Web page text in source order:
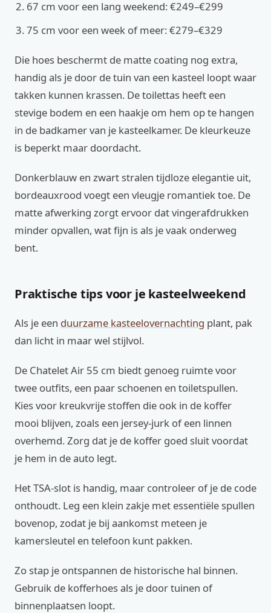
67 cm voor een lang weekend: €249–€299
75 cm voor een week of meer: €279–€329
Die hoes beschermt de matte coating nog extra,
handig als je door de tuin van een kasteel loopt waar
takken kunnen krassen. De toilettas heeft een
stevige bodem en een haakje om hem op te hangen
in de badkamer van je kasteelkamer. De kleurkeuze
is beperkt maar doordacht.
Donkerblauw en zwart stralen tijdloze elegantie uit,
bordeauxrood voegt een vleugje romantiek toe. De
matte afwerking zorgt ervoor dat vingerafdrukken
minder opvallen, wat fijn is als je vaak onderweg
bent.
Praktische tips voor je kasteelweekend
Als je een duurzame kasteelovernachting plant, pak
dan licht in maar wel stijlvol.
De Chatelet Air 55 cm biedt genoeg ruimte voor
twee outfits, een paar schoenen en toiletspullen.
Kies voor kreukvrije stoffen die ook in de koffer
mooi blijven, zoals een jersey-jurk of een linnen
overhemd. Zorg dat je de koffer goed sluit voordat
je hem in de auto legt.
Het TSA-slot is handig, maar controleer of je de code
onthoudt. Leg een klein zakje met essentiële spullen
bovenop, zodat je bij aankomst meteen je
kamersleutel en telefoon kunt pakken.
Zo stap je ontspannen de historische hal binnen.
Gebruik de kofferhoes als je door tuinen of
binnenplaatsen loopt.